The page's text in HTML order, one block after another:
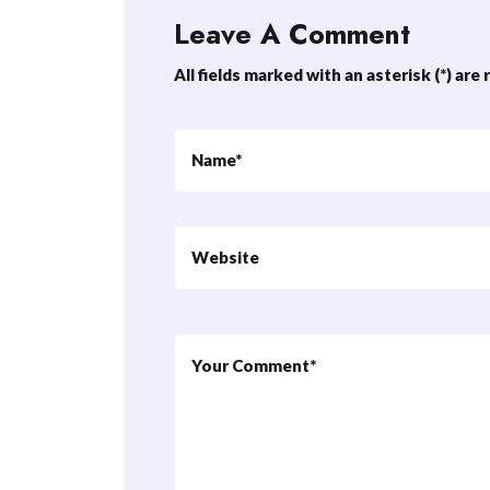
Leave A Comment
All fields marked with an asterisk (*) are